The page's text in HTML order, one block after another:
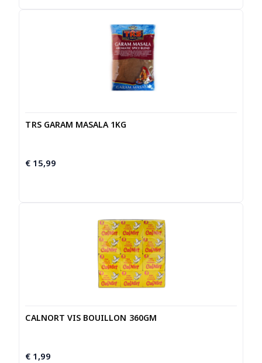
TRS GARAM MASALA 1KG
€ 15,99
CALNORT VIS BOUILLON 360GM
€ 1,99